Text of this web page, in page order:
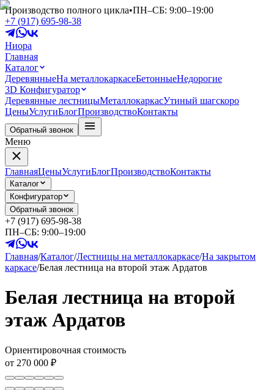
Производство полного цикла•ПН–СБ: 9:00–19:00
+7 (917) 695-98-38
Ниора
Главная
Каталог
ДеревянныеНа металлокаркасеБетонныеНедорогие
3D Конфигуратор
Деревянные лестницыМеталлокаркасУтиный шагскоро
ЦеныУслугиБлогПроизводствоКонтакты
Обратный звонок
Меню
ГлавнаяЦеныУслугиБлогПроизводствоКонтакты
Каталог
Конфигуратор
Обратный звонок
+7 (917) 695-98-38
ПН–СБ: 9:00–19:00
Главная/Каталог/Лестницы на металлокаркасе/На закрытом
каркасе/Белая лестница на второй этаж Ардатов
Белая лестница на второй
этаж Ардатов
Ориентировочная стоимость
от 270 000 ₽